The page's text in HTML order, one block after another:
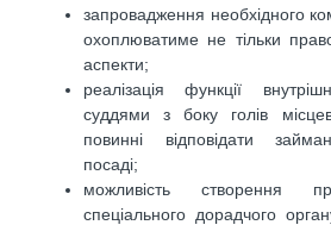
запровадження необхідного
охоплюватиме не тільки
аспекти;
реалізація функції
суддями з боку голів
повинні відповідати
посаді;
можливість створення
спеціального дорадчого